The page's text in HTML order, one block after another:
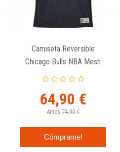
Camiseta Reversible
Chicago Bulls NBA Mesh
Tank Vintage Logo -
64,90 €
Antes 74,90 €
Cómprame!